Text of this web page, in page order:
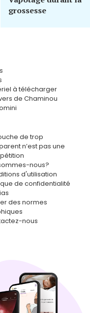
grossesse
à télécharger
de Chaminou
de trop
n’est pas une
nous?
d'utilisation
de confidentialité
des normes
nous